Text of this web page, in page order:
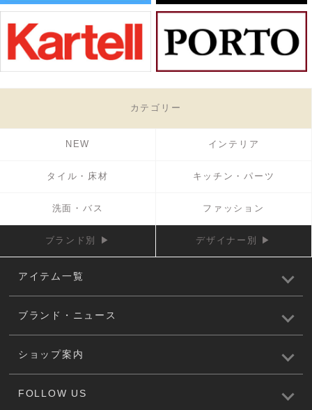
カテゴリー
NEW インテリア
タイル・床材 キッチン・パーツ
洗面・バス ファッション
ブランド別 ▶ デザイナー別 ▶
アイテム一覧
ブランド・ニュース
ショップ案内
FOLLOW US